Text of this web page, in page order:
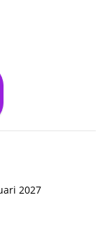
2027